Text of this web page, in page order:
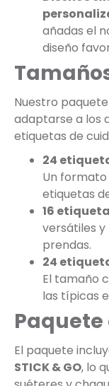
añadas el
diseño
Nuestro
adaptarse a los
etiquetas de
24
Un formato
etiquetas
16
versátiles
prendas.
24
El tamaño
las típicas
El paquete
STICK & GO, lo